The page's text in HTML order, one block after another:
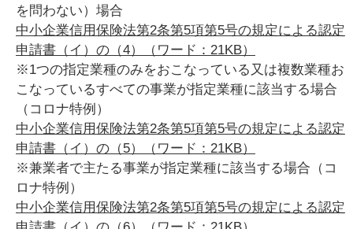
を問わない）場合
中小企業信用保険法第2条第5項第5号の規定による認定
申請書（イ）の（4）（ワード：21KB）
※1つの指定業種のみをおこなっている又は複数業種お
こなっているすべての事業が指定業種に該当する場合
（コロナ特例）
中小企業信用保険法第2条第5項第5号の規定による認定
申請書（イ）の（5）（ワード：21KB）
※兼業者で主たる事業が指定業種に該当する場合（コ
ロナ特例）
中小企業信用保険法第2条第5項第5号の規定による認定